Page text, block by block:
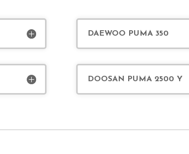
DAEWOO PUMA 350
DOOSAN PUMA 2500 Y